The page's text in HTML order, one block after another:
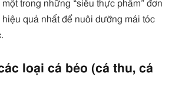
trong những “siêu thực phẩm” đơn
quả nhất để nuôi dưỡng mái tóc
loại cá béo (cá thu, cá